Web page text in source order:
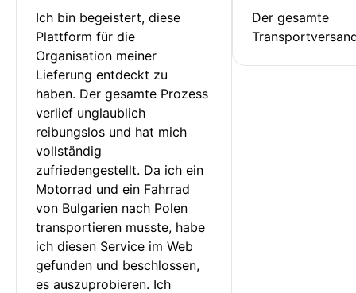
Ich bin begeistert, diese
Plattform für die
Organisation meiner
Lieferung entdeckt zu
haben. Der gesamte Prozess
verlief unglaublich
reibungslos und hat mich
vollständig
zufriedengestellt. Da ich ein
Motorrad und ein Fahrrad
von Bulgarien nach Polen
transportieren musste, habe
ich diesen Service im Web
gefunden und beschlossen,
es auszuprobieren. Ich
Der gesamte